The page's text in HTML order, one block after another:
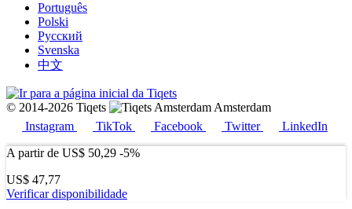
Português
Polski
Русский
Svenska
中文
© 2014-2026 Tiqets
Amsterdam
Instagram
TikTok Facebook Twitter
LinkedIn
A partir de US$ 50,29 -5%
US$ 47,77
Verificar disponibilidade